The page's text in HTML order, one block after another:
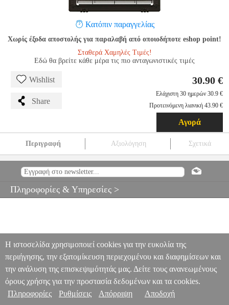
Κατόπιν παραγγελίας
Χωρίς έξοδα αποστολής για παραλαβή από οποιοδήποτε eshop point!
Σταθερά Χαμηλές Τιμές!
Εδώ θα βρείτε κάθε μέρα τις πιο ανταγωνιστικές τιμές
Wishlist
Share
30.90 €
Ελάχιστη 30 ημερών 30.9 €
Προτεινόμενη λιανική 43.90 €
Αγορά
Περιγραφή Αξιολόγηση Σχετικά
HAP.407061 HAP.407061
EUROLAMP
EUROLAMP 147-46031
Πληροφορίες & Υπηρεσίες >
Η ιστοσελίδα χρησιμοποιεί cookies για την ευκολία της
περιήγησης, την εξατομίκευση περιεχομένου και διαφημίσεων και
την ανάλυση της επισκεψιμότητάς μας. Δείτε τους ανανεωμένους
όρους χρήσης για την προστασία δεδομένων και τα cookies.
Πληροφορίες
Ρυθμίσεις Απόρριψη Αποδοχή